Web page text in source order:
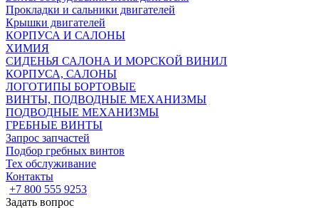
Прокладки и сальники двигателей
Крышки двигателей
КОРПУСА И САЛОНЫ
ХИМИЯ
СИДЕНЬЯ САЛОНА И МОРСКОЙ ВИНИЛ
КОРПУСА, САЛОНЫ
ЛОГОТИПЫ БОРТОВЫЕ
ВИНТЫ, ПОДВОДНЫЕ МЕХАНИЗМЫ
ПОДВОДНЫЕ МЕХАНИЗМЫ
ГРЕБНЫЕ ВИНТЫ
Запрос запчастей
Подбор гребных винтов
Тех обслуживание
Контакты
+7 800 555 9253
Задать вопрос